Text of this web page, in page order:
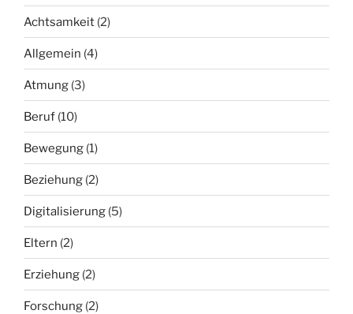
Achtsamkeit (2)
Allgemein (4)
Atmung (3)
Beruf (10)
Bewegung (1)
Beziehung (2)
Digitalisierung (5)
Eltern (2)
Erziehung (2)
Forschung (2)